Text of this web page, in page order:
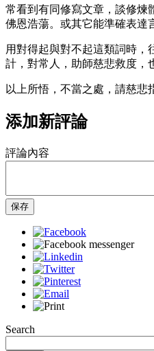
常看到有同修寫文章，談修煉
佛恩浩蕩。或其它能準確表達
用對得起與對不起這類詞時
計，對常人，助師慈悲救度，
以上所悟，不當之處，請慈悲
添加新評論
評論內容
保存
Search